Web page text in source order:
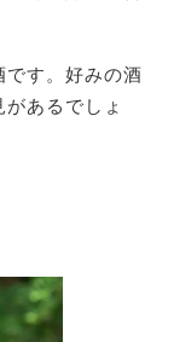
です。好みの酒
あるでしょ